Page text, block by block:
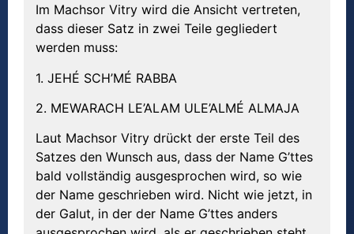
Im Machsor Vitry wird die Ansicht vertreten,
dass dieser Satz in zwei Teile gegliedert
werden muss:
1. JEHÉ SCH’MÉ RABBA
2. MEWARACH LE’ALAM ULE’ALMÉ ALMAJA
Laut Machsor Vitry drückt der erste Teil des
Satzes den Wunsch aus, dass der Name G’ttes
bald vollständig ausgesprochen wird, so wie
der Name geschrieben wird. Nicht wie jetzt, in
der Galut, in der der Name G’ttes anders